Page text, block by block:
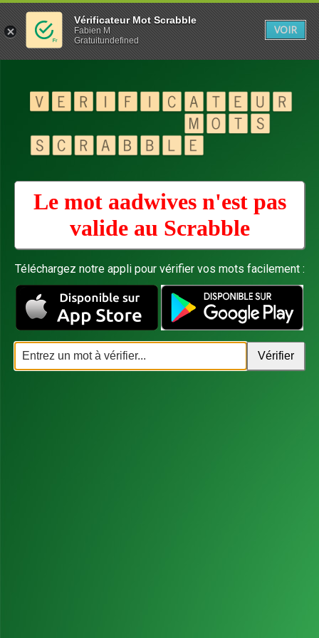
Le mot aadwives n'est pas
valide au Scrabble
Téléchargez notre appli pour vérifier vos mots facilement :
Vérificateur Mot Scrabble
Fabien M
Gratuitundefined
VOIR